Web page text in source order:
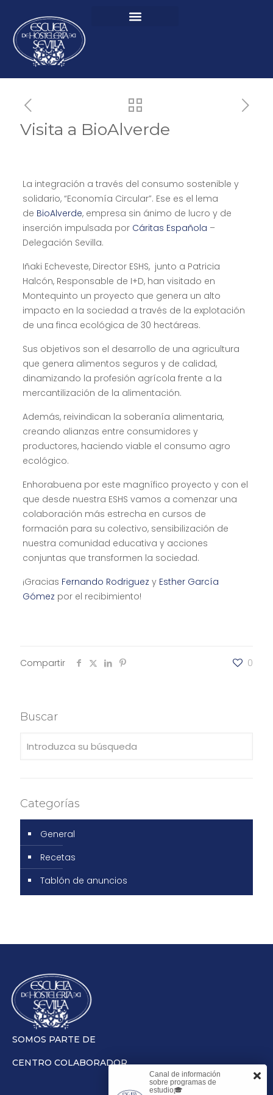
Visita a BioAlverde
La integración a través del consumo sostenible y
solidario, “Economía Circular”. Ese es el lema
de BioAlverde, empresa sin ánimo de lucro y de
inserción impulsada por Cáritas Española –
Delegación Sevilla.
Iñaki Echeveste, Director ESHS, junto a Patricia
Halcón, Responsable de I+D, han visitado en
Montequinto un proyecto que genera un alto
impacto en la sociedad a través de la explotación
de una finca ecológica de 30 hectáreas.
Sus objetivos son el desarrollo de una agricultura
que genera alimentos seguros y de calidad,
dinamizando la profesión agrícola frente a la
mercantilización de la alimentación.
Además, reivindican la soberanía alimentaria,
creando alianzas entre consumidores y
productores, haciendo viable el consumo agro
ecológico.
Enhorabuena por este magnífico proyecto y con el
que desde nuestra ESHS vamos a comenzar una
colaboración más estrecha en cursos de
formación para su colectivo, sensibilización de
nuestra comunidad educativa y acciones
conjuntas que transformen la sociedad.
¡Gracias Fernando Rodriguez y Esther García
Gómez por el recibimiento!
Compartir 0
Buscar
Categorías
General
Recetas
Tablón de anuncios
SOMOS PARTE DE
CENTRO COLABORADOR
Canal de información
sobre programas de
estudio🎓